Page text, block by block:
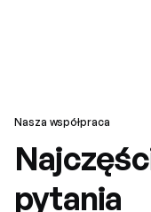
Nasza współpraca
pytania